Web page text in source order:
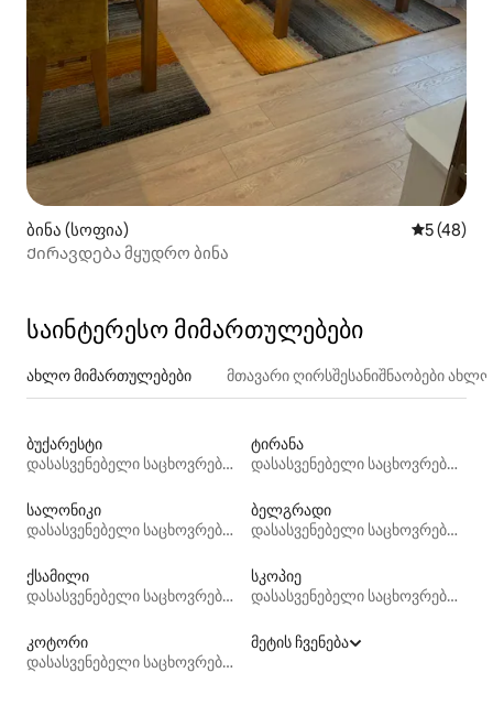
ბინა (სოფია) საშუალო
5 (48)
Ქირავდება მყუდრო ბინა
საინტერესო მიმართულებები
ახლო მიმართულებები მთავარი ღირსშესანიშნაობები
ბუქარესტი
დასასვენებელი საცხოვრებლები
ტირანა
დასასვენებელი საცხოვრებლები
სალონიკი
დასასვენებელი საცხოვრებლები
ბელგრადი
დასასვენებელი საცხოვრებლები
ქსამილი
დასასვენებელი საცხოვრებლები
სკოპიე
დასასვენებელი საცხოვრებლები
კოტორი
დასასვენებელი საცხოვრებლები
მეტის ჩვენება